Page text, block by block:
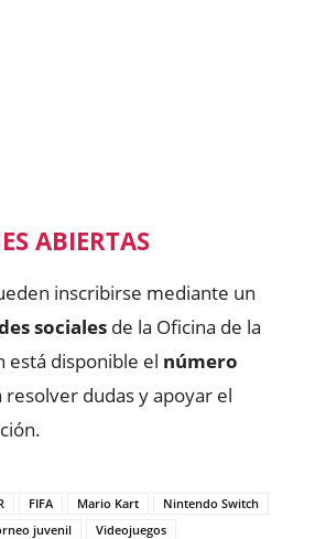
ABIERTAS
inscribirse mediante un
sociales de la Oficina de la
está disponible el número
resolver dudas y apoyar el
FIFA Mario Kart
Nintendo Switch
juvenil Videojuegos